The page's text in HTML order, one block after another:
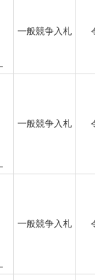
一般競争入札
一般競争入札
一般競争入札